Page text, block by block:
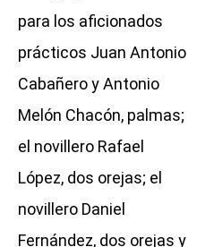
para los aficionados
prácticos Juan Antonio
Cabañero y Antonio
Melón Chacón, palmas;
el novillero Rafael
López, dos orejas; el
novillero Daniel
Fernández, dos orejas y